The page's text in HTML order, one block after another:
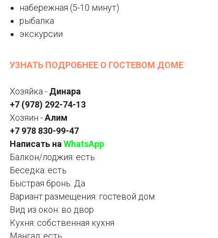
набережная (5-10 минут)
рыбалка
экскурсии
УЗНАТЬ ПОДРОБНЕЕ О ГОСТЕВОМ ДОМЕ
Хозяйка - Динара
+7 (978) 292-74-13
Хозяин -Алим
+7 978 830-99-47
Написать на WhatsApp
Балкон/лоджия: есть
Беседка: есть
Быстрая бронь: Да
Вариант размещения: гостевой дом
Вид из окон: во двор
Кухня: собственная кухня
Мангал: есть